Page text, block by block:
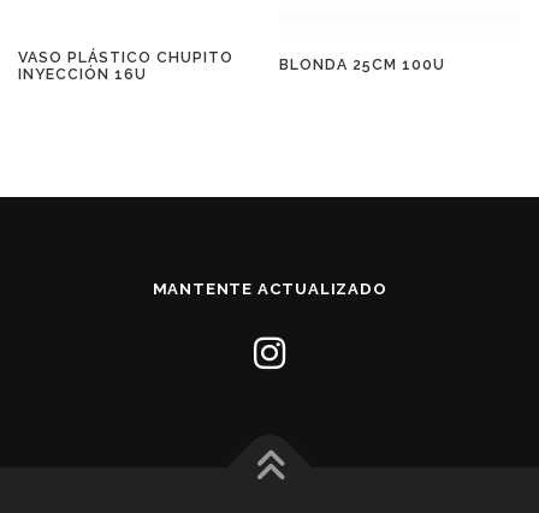
VASO PLÁSTICO CHUPITO
INYECCIÓN 16U
BLONDA 25CM 100U
MANTENTE ACTUALIZADO